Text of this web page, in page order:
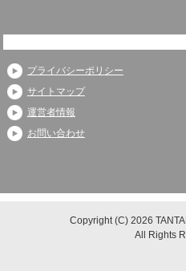
プライバシーポリシー
サイトマップ
運営者情報
お問い合わせ
Copyright (C) 2026
All Rights